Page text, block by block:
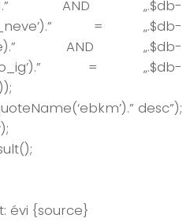
AND „.$db-
= „.$db-
AND „.$db-
= „.$db-
desc”);
évi {source}